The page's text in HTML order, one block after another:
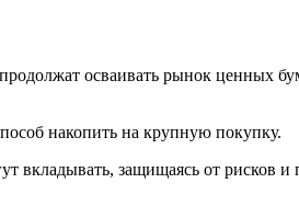
осваивать рынок ценных
накопить на крупную покупку.
вкладывать, защищаясь от рисков и